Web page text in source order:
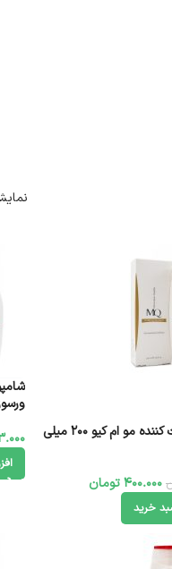
نمایش 1–12 از
شامپو تقویت کننده مو ام کیو 200 میلی
400.000تومان
خرید
ورسوز 200 میلی